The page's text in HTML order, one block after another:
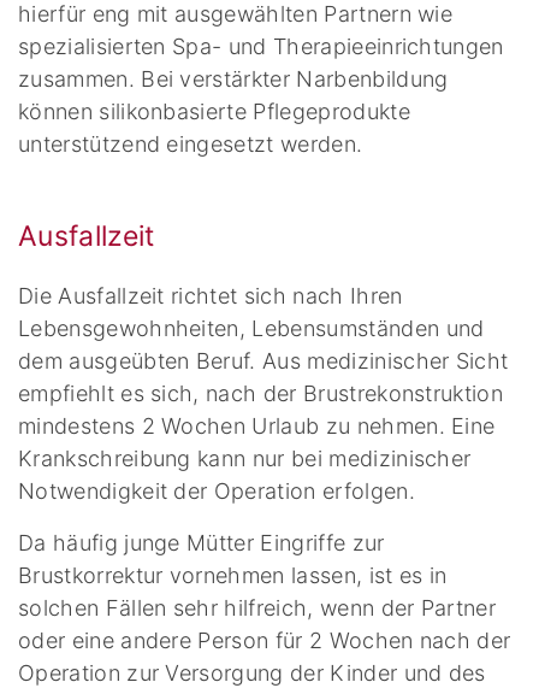
hierfür eng mit ausgewählten Partnern wie
spezialisierten Spa- und Therapieeinrichtungen
zusammen. Bei verstärkter Narbenbildung
können silikonbasierte Pflegeprodukte
unterstützend eingesetzt werden.
Ausfallzeit
Die Ausfallzeit richtet sich nach Ihren
Lebensgewohnheiten, Lebensumständen und
dem ausgeübten Beruf. Aus medizinischer Sicht
empfiehlt es sich, nach der Brustrekonstruktion
mindestens 2 Wochen Urlaub zu nehmen. Eine
Krankschreibung kann nur bei medizinischer
Notwendigkeit der Operation erfolgen.
Da häufig junge Mütter Eingriffe zur
Brustkorrektur vornehmen lassen, ist es in
solchen Fällen sehr hilfreich, wenn der Partner
oder eine andere Person für 2 Wochen nach der
Operation zur Versorgung der Kinder und des